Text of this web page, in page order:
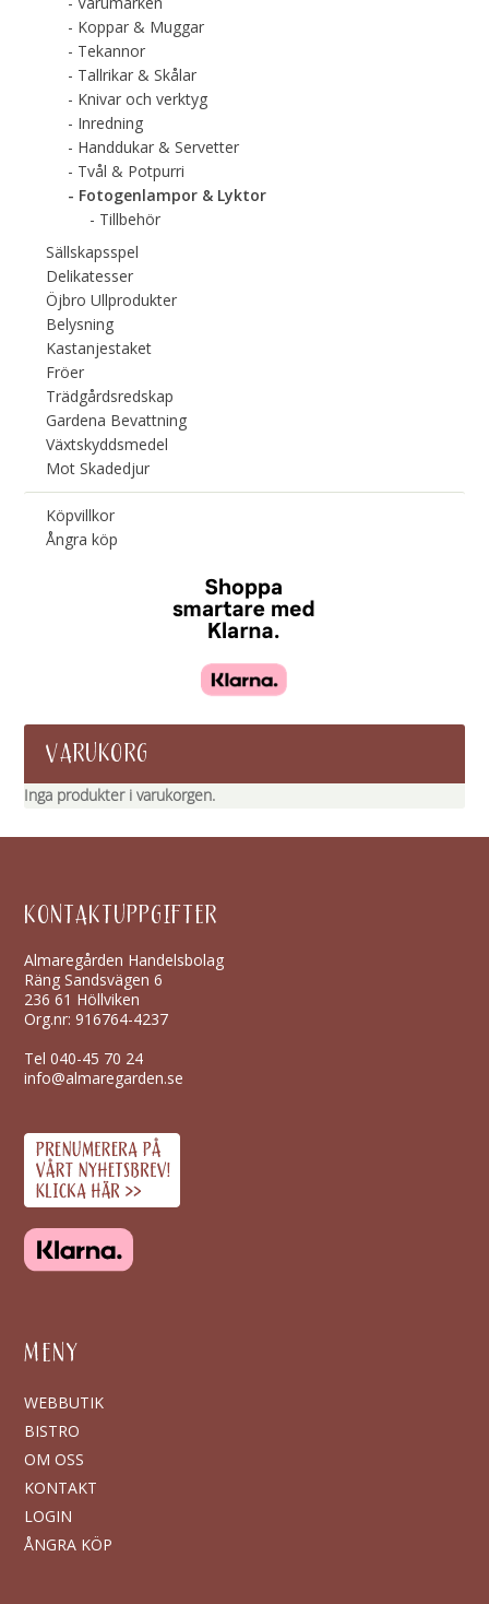
Koppar & Muggar
Tekannor
Tallrikar & Skålar
Knivar och verktyg
Inredning
Handdukar & Servetter
Tvål & Potpurri
Fotogenlampor & Lyktor
Tillbehör
Sällskapsspel
Delikatesser
Öjbro Ullprodukter
Belysning
Kastanjestaket
Fröer
Trädgårdsredskap
Gardena Bevattning
Växtskyddsmedel
Mot Skadedjur
Köpvillkor
Ångra köp
VARUKORG
Inga produkter i varukorgen.
KONTAKTUPPGIFTER
Almaregården Handelsbolag
Räng Sandsvägen 6
236 61 Höllviken
Org.nr: 916764-4237
Tel040-45 70 24
info@almaregarden.se
MENY
WEBBUTIK
BISTRO
OM OSS
KONTAKT
LOGIN
ÅNGRA KÖP